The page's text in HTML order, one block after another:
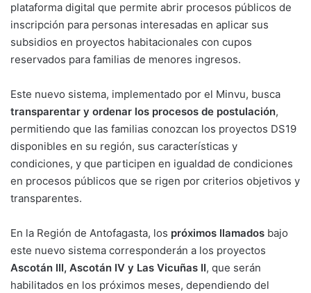
plataforma digital que permite abrir procesos públicos de
inscripción para personas interesadas en aplicar sus
subsidios en proyectos habitacionales con cupos
reservados para familias de menores ingresos.
Este nuevo sistema, implementado por el Minvu, busca
transparentar y ordenar los procesos de postulación,
permitiendo que las familias conozcan los proyectos DS19
disponibles en su región, sus características y
condiciones, y que participen en igualdad de condiciones
en procesos públicos que se rigen por criterios objetivos y
transparentes.
En la Región de Antofagasta, los próximos llamados bajo
este nuevo sistema corresponderán a los proyectos
Ascotán III, Ascotán IV y Las Vicuñas II, que serán
habilitados en los próximos meses, dependiendo del